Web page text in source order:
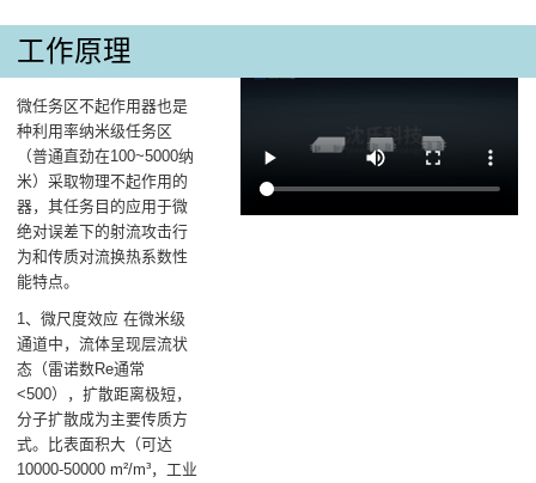
工作原理
微任务区不起作用器也是
种利用率纳米级任务区
（普通直劲在100~5000纳
米）采取物理不起作用的
器，其任务目的应用于微
绝对误差下的射流攻击行
为和传质对流换热系数性
能特点。
1、微尺度效应 在微米级
通道中，流体呈现层流状
态（雷诺数Re通常
<500），扩散距离极短，
分子扩散成为主要传质方
式。比表面积大（可达
10000-50000 m²/m³，工业